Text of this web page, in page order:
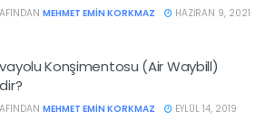
MEHMET EMIN KORKMAZ
HAZIRAN 9, 2021
Konşimentosu (Air Waybill)
MEHMET EMIN KORKMAZ
EYLÜL 14, 2019